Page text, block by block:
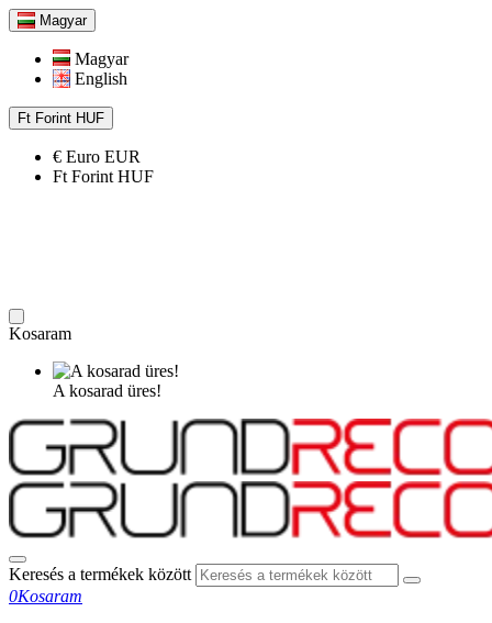
Magyar
Magyar
English
Ft Forint HUF
€ Euro EUR
Ft Forint HUF
Kosaram
A kosarad üres!
Keresés a termékek között
0Kosaram